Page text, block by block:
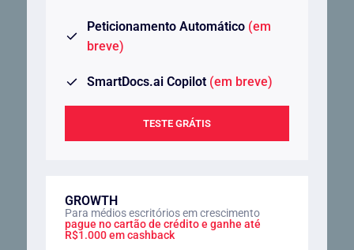
Peticionamento Automático (em
breve)
SmartDocs.ai Copilot (em breve)
TESTE GRÁTIS
GROWTH
Para médios escritórios em crescimento
pague no cartão de crédito e ganhe até
R$1.000 em cashback